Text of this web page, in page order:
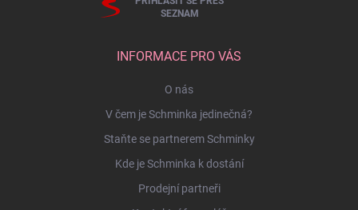
SEZNAM
INFORMACE PRO VÁS
O nás
V čem je Schminka jedinečná?
Staňte se partnerem Schminky
Kde je Schminka k dostání
Prodejní partneři